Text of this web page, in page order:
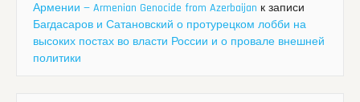
Армении — Armenian Genocide from Azerbaijan к записи
Багдасаров и Сатановский о протурецком лобби на
высоких постах во власти России и о провале внешней
политики